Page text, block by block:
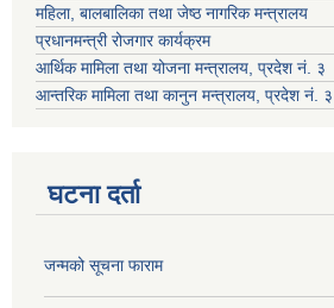
महिला, बालबालिका तथा जेष्ठ नागरिक मन्त्रालय
प्रधानमन्त्री रोजगार कार्यक्रम
आर्थिक मामिला तथा योजना मन्त्रालय, प्रदेश नं. ३
आन्तरिक मामिला तथा कानुन मन्त्रालय, प्रदेश नं. ३
घटना दर्ता
जन्मको सूचना फाराम